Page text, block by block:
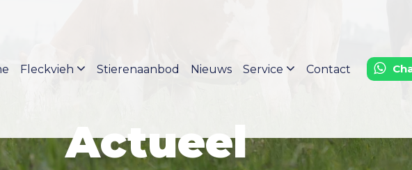
Fleckvieh Stierenaanbod Nieuws Service Contact
Actueel